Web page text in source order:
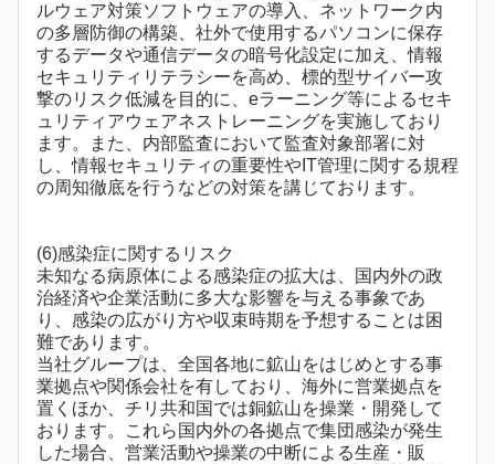
ルウェア対策ソフトウェアの導入、ネットワーク内
の多層防御の構築、社外で使用するパソコンに保存
するデータや通信データの暗号化設定に加え、情報
セキュリティリテラシーを高め、標的型サイバー攻
撃のリスク低減を目的に、eラーニング等によるセキ
ュリティアウェアネストレーニングを実施しており
ます。また、内部監査において監査対象部署に対
し、情報セキュリティの重要性やIT管理に関する規程
の周知徹底を行うなどの対策を講じております。
(6)感染症に関するリスク
未知なる病原体による感染症の拡大は、国内外の政
治経済や企業活動に多大な影響を与える事象であ
り、感染の広がり方や収束時期を予想することは困
難であります。
当社グループは、全国各地に鉱山をはじめとする事
業拠点や関係会社を有しており、海外に営業拠点を
置くほか、チリ共和国では銅鉱山を操業・開発して
おります。これら国内外の各拠点で集団感染が発生
した場合、営業活動や操業の中断による生産・販